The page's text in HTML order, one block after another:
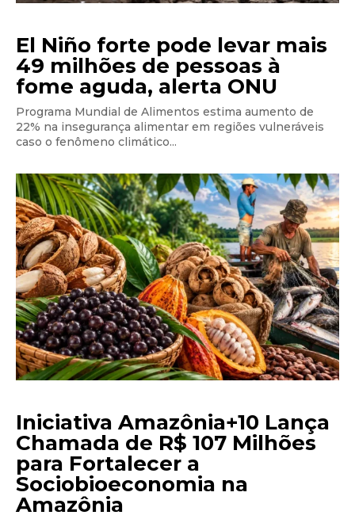
El Niño forte pode levar mais
49 milhões de pessoas à
fome aguda, alerta ONU
Programa Mundial de Alimentos estima aumento de
22% na insegurança alimentar em regiões vulneráveis
caso o fenômeno climático...
Iniciativa Amazônia+10 Lança
Chamada de R$ 107 Milhões
para Fortalecer a
Sociobioeconomia na
Amazônia